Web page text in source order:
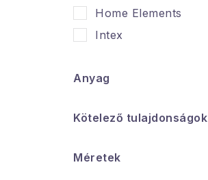
Home Elements
Intex
Anyag
Kötelező tulajdonságok
Méretek